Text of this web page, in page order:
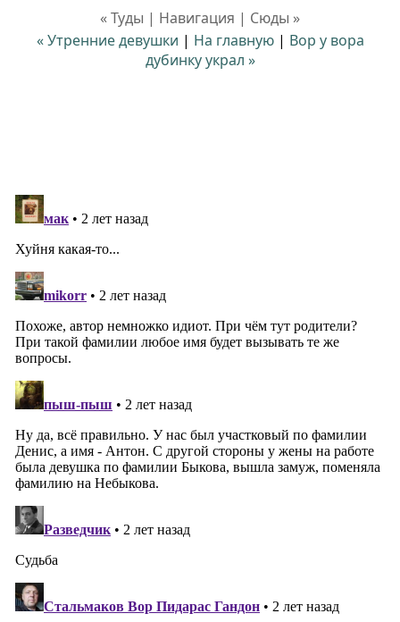
« Туды | Навигация | Сюды »
« Утренние девушки | На главную| Вор у вора
дубинку украл »